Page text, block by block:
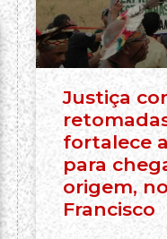
Justiça
fortalece
para
origem,
Francisco